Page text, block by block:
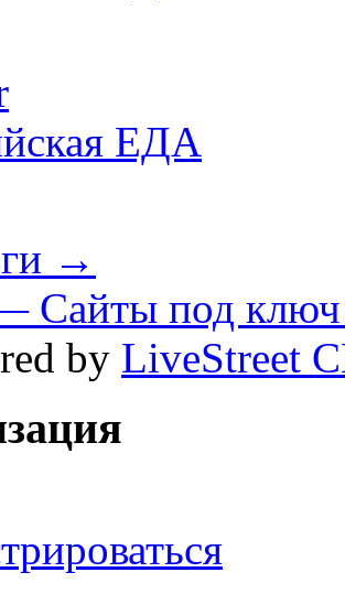
ЕДА
→
Сайты под ключ
by LiveStreet